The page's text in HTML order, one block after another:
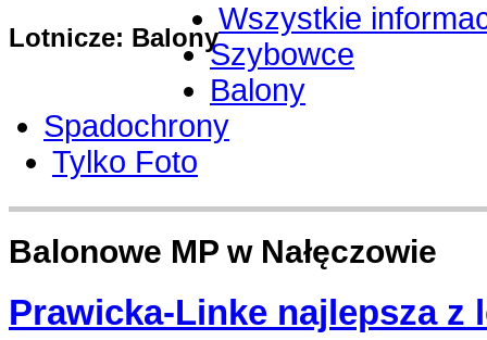
Lotnicze: Balony
Wszystkie
Szybowce
Balony
Spadochrony
Tylko Foto
Balonowe MP w Nałęczowie
Prawicka-Linke najlepsza z